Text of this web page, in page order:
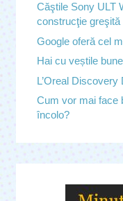
Căştile Sony ULT
construcţie greşită
Google oferă cel
Hai cu veștile bune
L’Oreal Discovery
Cum vor mai face
încolo?